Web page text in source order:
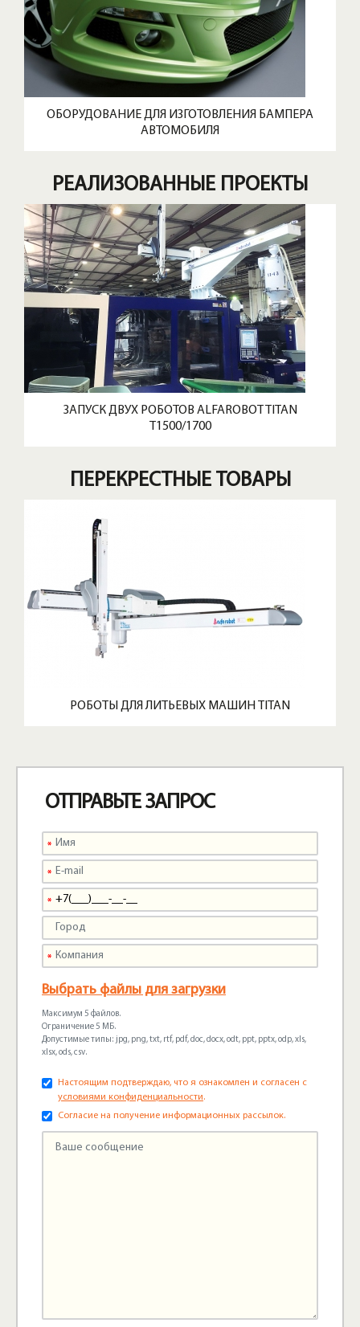
ОБОРУДОВАНИЕ ДЛЯ ИЗГОТОВЛЕНИЯ БАМПЕРА
АВТОМОБИЛЯ
РЕАЛИЗОВАННЫЕ ПРОЕКТЫ
ЗАПУСК ДВУХ РОБОТОВ ALFAROBOT TITAN
T1500/1700
ПЕРЕКРЕСТНЫЕ ТОВАРЫ
РОБОТЫ ДЛЯ ЛИТЬЕВЫХ МАШИН TITAN
ОТПРАВЬТЕ ЗАПРОС
Выбрать файлы для загрузки
Максимум 5 файлов.
Ограничение 5 МБ.
Допустимые типы: jpg, png, txt, rtf, pdf, doc, docx, odt, ppt, pptx, odp, xls,
xlsx, ods, csv.
Настоящим подтверждаю, что я ознакомлен и согласен с
условиями конфиденциальности.
Согласие на получение информационных рассылок.